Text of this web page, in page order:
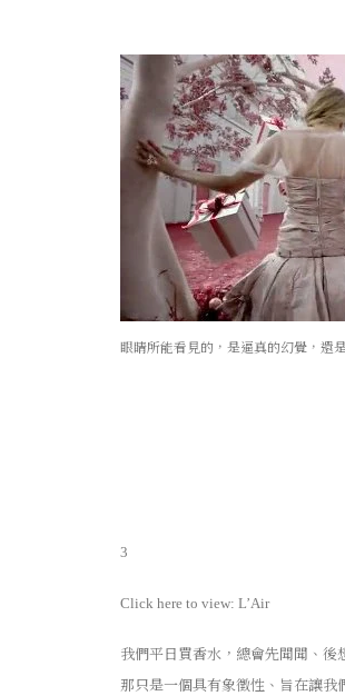
眼睛所能看見的，是逼真的幻覺，還
3
Click here to view: L’Air
我們平日買香水，總會先聞聞、
那只是一個具有象徵性、旨在讓我